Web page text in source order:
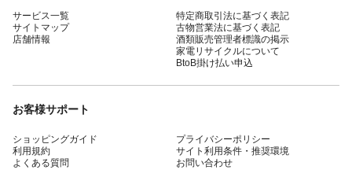
サービス一覧
サイトマップ
店舗情報
特定商取引法に基づく表記
古物営業法に基づく表記
酒類販売管理者標識の掲示
家電リサイクルについて
BtoB掛け払い申込
お客様サポート
ショッピングガイド
利用規約
よくある質問
プライバシーポリシー
サイト利用条件・推奨環境
お問い合わせ